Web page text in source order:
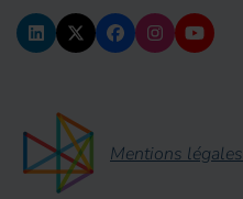
Mentions légales